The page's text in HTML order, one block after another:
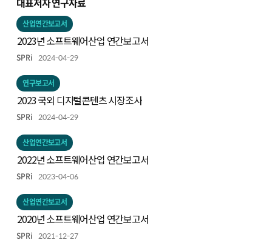
산업연간보고서
2023년 소프트웨어산업 연간보고서
SPRi 2024-04-29
연구보고서
2023 국외 디지털콘텐츠 시장조사
SPRi 2024-04-29
산업연간보고서
2022년 소프트웨어산업 연간보고서
SPRi 2023-04-06
산업연간보고서
2020년 소프트웨어산업 연간보고서
SPRi 2021-12-27